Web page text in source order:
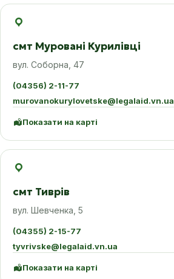
смт Муровані Курилівці
вул. Соборна, 47
(04356) 2-11-77
murovanokurylovetske@legalaid.vn.ua
Показати на карті
смт Тиврів
вул. Шевченка, 5
(04355) 2-15-77
tyvrivske@legalaid.vn.ua
Показати на карті